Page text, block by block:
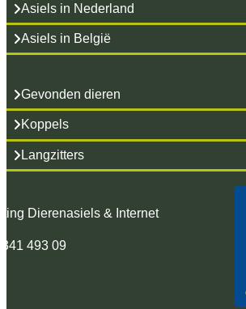
Asiels in Nederland
Asiels in België
Gevonden dieren
Koppels
Langzitters
Dierenasiels & Internet
493 09